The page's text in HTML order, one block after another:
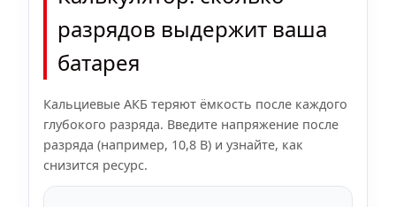
разрядов выдержит ваша
батарея
Кальциевые АКБ теряют ёмкость после каждого
глубокого разряда. Введите напряжение после
разряда (например, 10,8 В) и узнайте, как
снизится ресурс.